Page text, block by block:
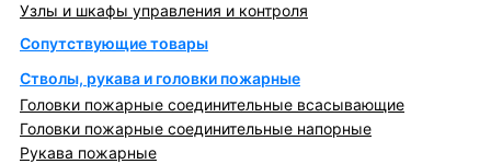
Узлы и шкафы управления и контроля
Сопутствующие товары
Стволы, рукава и головки пожарные
Головки пожарные соединительные всасывающие
Головки пожарные соединительные напорные
Рукава пожарные